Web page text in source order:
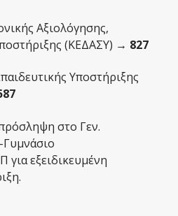
Αξιολόγησης,
(ΚΕΔΑΣΥ) → 827
Υποστήριξης
στο Γεν.
Γυμνάσιο
για εξειδικευμένη